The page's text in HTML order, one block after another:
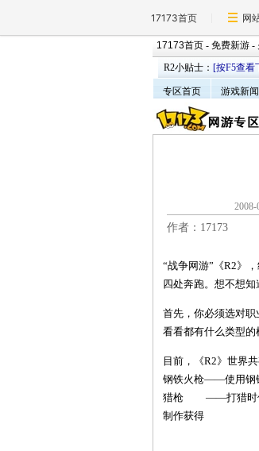
17173首页 网
17173首页 - 免费新游 -
R2小贴士： [按F5查看
专区首页 游戏新闻
作者：17173
“战争网游”《R2》
四处奔跑。想不想知
首先，你必须选对
看看都有什么类型的
目前，《R2》世界
钢铁火枪——使用钢
猎枪 ——打猎时使用
制作获得